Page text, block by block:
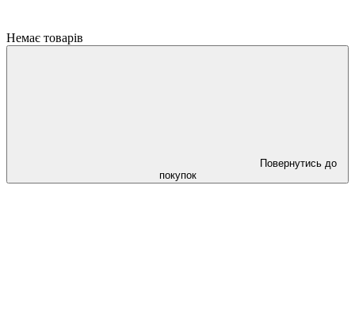
Немає товарів
Повернутись до
покупок